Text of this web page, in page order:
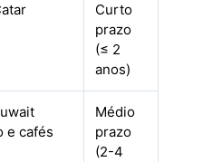
Curto
prazo
(≤ 2
anos)
e cafés
Médio
prazo
(2-4